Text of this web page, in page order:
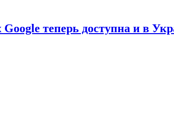
теперь доступна и в